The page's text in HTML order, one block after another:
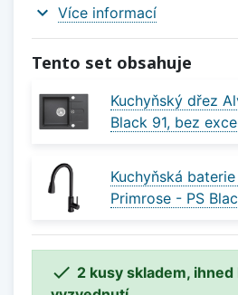
expand_more Více informací
Tento set obsahuje
Kuchyňský dřez
Black 91, bez
Kuchyňská
Primrose - PS
 2 kusy skladem,